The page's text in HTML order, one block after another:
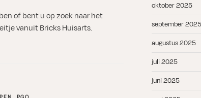
of bent u op zoek naar het
vanuit Bricks Huisarts.
oktober 2025
september 2025
augustus 2025
juli 2025
juni 2025